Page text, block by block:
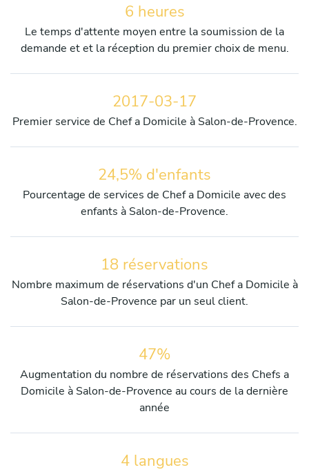
6 heures
Le temps d'attente moyen entre la soumission de la
demande et et la réception du premier choix de menu.
2017-03-17
Premier service de Chef a Domicile à Salon-de-Provence.
24,5% d'enfants
Pourcentage de services de Chef a Domicile avec des
enfants à Salon-de-Provence.
18 réservations
Nombre maximum de réservations d'un Chef a Domicile à
Salon-de-Provence par un seul client.
47%
Augmentation du nombre de réservations des Chefs a
Domicile à Salon-de-Provence au cours de la dernière
année
4 langues